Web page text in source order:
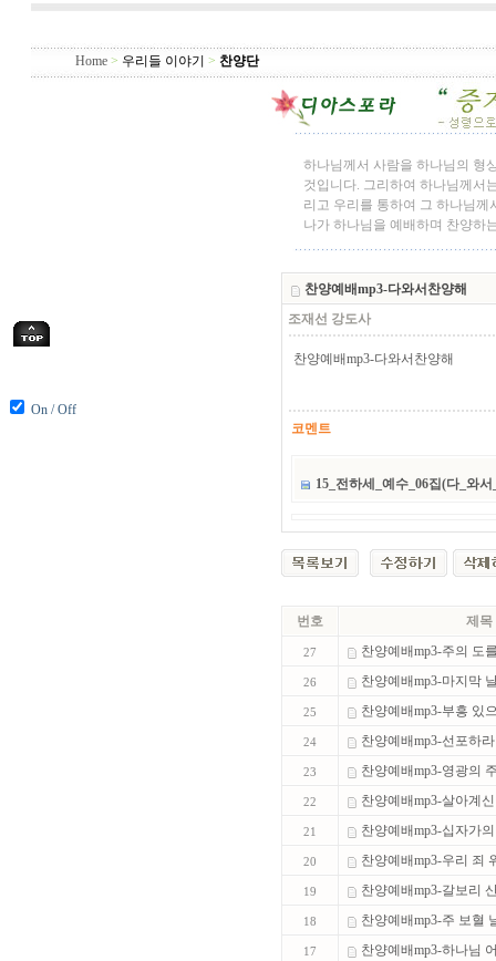
On / Off
Home > 우리들 이야기 > 찬양단
하나님께서 사람을 하나님의 형
것입니다. 그리하여 하나님께서
리고 우리를 통하여 그 하나님
나가 하나님을 예배하며 찬양하
찬양예배mp3-다와서찬양해
조재선 강도사
찬양예배mp3-다와서찬양해
코멘트
15_전하세_예수_06집(다_와
번호 제목
27 찬양예배mp3-주의 도
26 찬양예배mp3-마지막
25 찬양예배mp3-부흥 있
24 찬양예배mp3-선포하
23 찬양예배mp3-영광의
22 찬양예배mp3-살아계
21 찬양예배mp3-십자가
20 찬양예배mp3-우리 죄
19 찬양예배mp3-갈보리
18 찬양예배mp3-주 보혈
17 찬양예배mp3-하나님